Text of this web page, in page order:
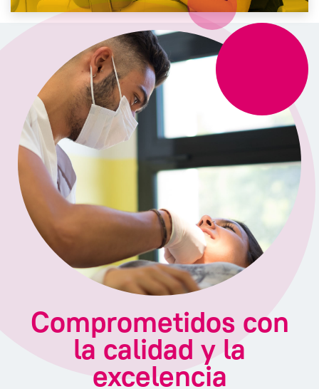
Comprometidos con
la calidad y la
excelencia